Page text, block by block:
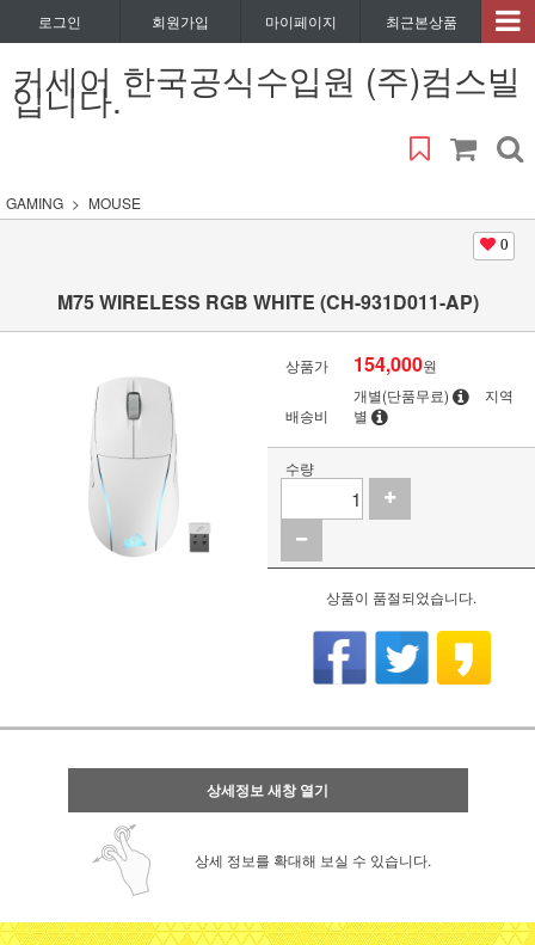
로그인 회원가입 마이페이지 최근본상품
커세어 한국공식수입원 (주)컴스빌
입니다.
GAMING MOUSE
0
M75 WIRELESS RGB WHITE (CH-931D011-AP)
상품가 154,000원
배송비
개별(단품무료)
지역
별
수량
상품이 품절되었습니다.
상세정보 새창 열기
상세 정보를 확대해 보실 수 있습니다.